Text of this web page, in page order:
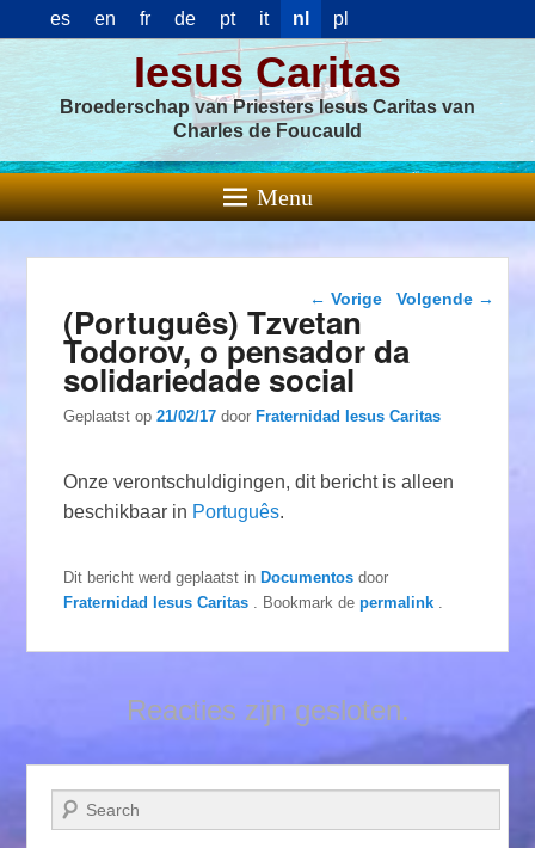
es en fr de pt it nl pl
Iesus Caritas
Broederschap van Priesters Iesus Caritas van
Charles de Foucauld
Menu
Berichtnavigatie
← Vorige Volgende →
(Português) Tzvetan
Todorov, o pensador da
solidariedade social
Geplaatst op21/02/17 doorFraternidad Iesus Caritas
Onze verontschuldigingen, dit bericht is alleen
beschikbaar in Português.
Dit bericht werd geplaatst inDocumentos door
Fraternidad Iesus Caritas
. Bookmark depermalink
Reacties zijn gesloten.
Zoeken